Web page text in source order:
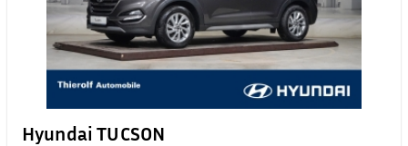
Hyundai TUCSON